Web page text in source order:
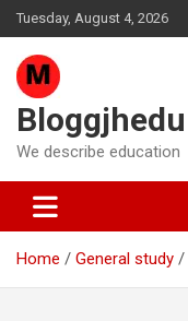
Skip
to
content
Tuesday, August 4, 2026
Bloggjhedu
We describe education
Home General study